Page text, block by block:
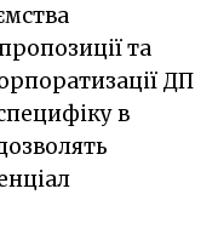
та
ДП
в